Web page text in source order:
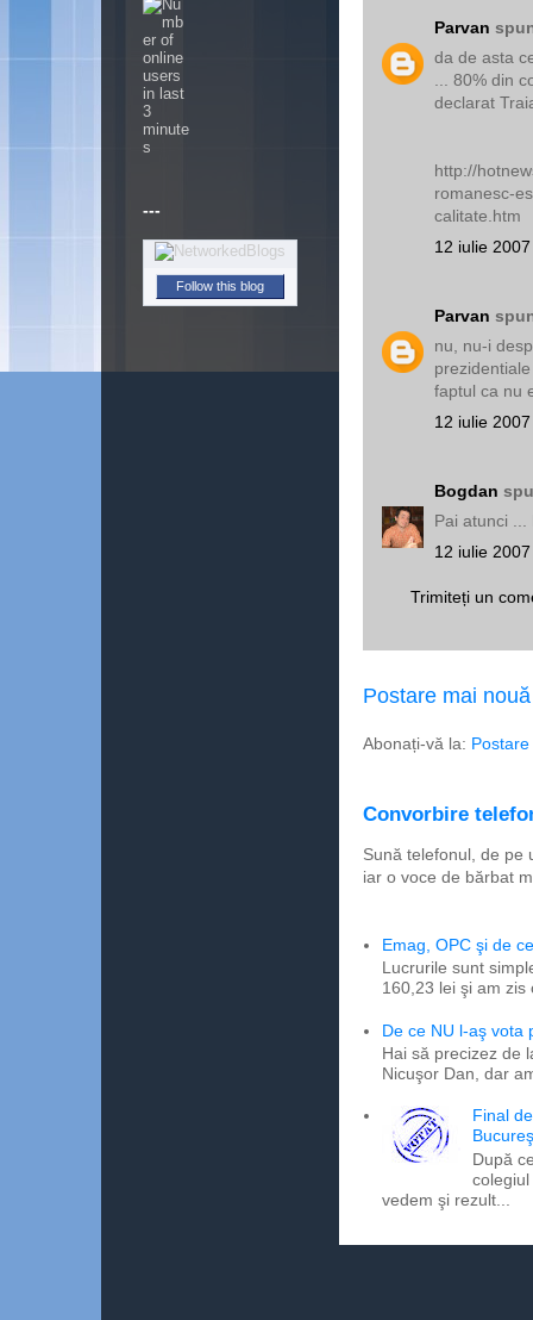
Parvan
da de asta
... 80% din
declarat
http://
romanesc-
calitate.htm
12 iulie
Parvan
nu, nu-i
faptul ca nu
12 iulie
Bogdan
Pai atunci
12 iulie
Trimiteți un
Postare mai nouă
Abonați-vă la:
Convorbire
Sună telefonul, de pe
iar o voce de bărbat
Emag, OPC şi de
Lucrurile sunt
160,23 lei şi am
De ce NU l-aş vota
Hai să precizez de
Nicuşor Dan, dar
Final
După
vedem şi rezult...
---
Follow this blog